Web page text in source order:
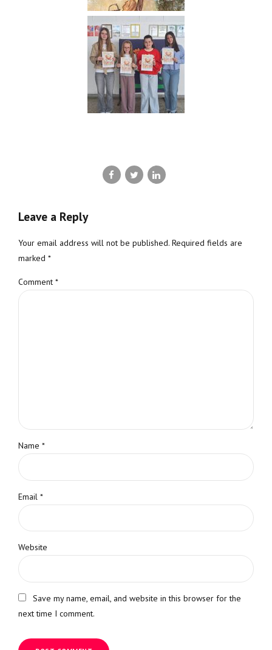
Leave a Reply
Your email address will not be published. Required fields are
marked *
Comment *
Name *
Email *
Website
Save my name, email, and website in this browser for the
next time I comment.